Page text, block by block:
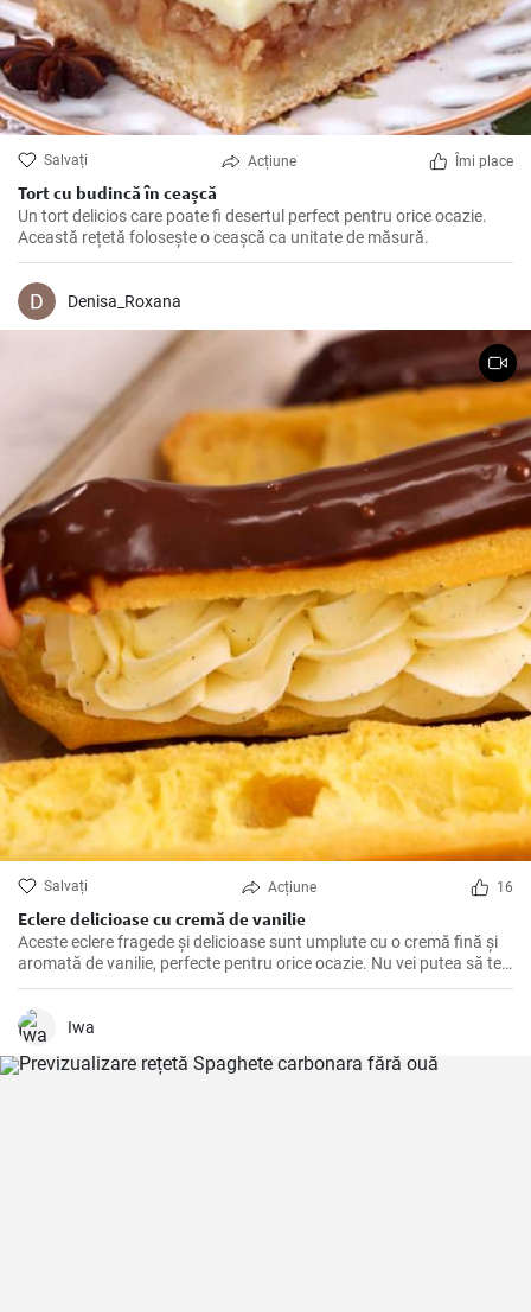
Salvați Acțiune Îmi place
Tort cu budincă în ceașcă
Un tort delicios care poate fi desertul perfect pentru orice ocazie.
Această rețetă folosește o ceașcă ca unitate de măsură.
Denisa_Roxana
Salvați Acțiune 16
Eclere delicioase cu cremă de vanilie
Aceste eclere fragede și delicioase sunt umplute cu o cremă fină și
aromată de vanilie, perfecte pentru orice ocazie. Nu vei putea să te
oprești la un singur ecler!
Iwa